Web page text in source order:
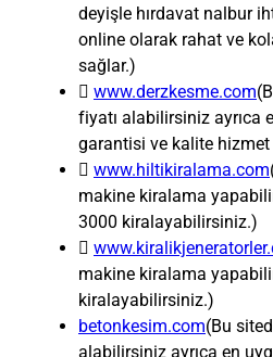
deyişle hırdavat nalbur
online olarak rahat ve
sağlar.)
 www.derzkesme.com
fiyatı alabilirsiniz ayrıca
garantisi ve kalite
 www.hiltikiralama.com
makine kiralama
3000 kiralayabilirsiniz.)

makine kiralama
kiralayabilirsiniz.)
betonkesim.com(Bu
alabilirsiniz ayrıca en